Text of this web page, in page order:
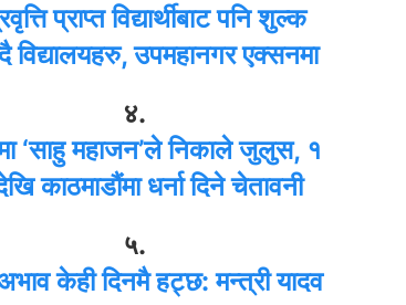
प्राप्त विद्यार्थीबाट पनि शुल्क
विद्यालयहरु, उपमहानगर एक्सनमा
४.
‘साहु महाजन’ले निकाले जुलुस, १
काठमाडौंमा धर्ना दिने चेतावनी
५.
केही दिनमै हट्छ: मन्त्री यादव